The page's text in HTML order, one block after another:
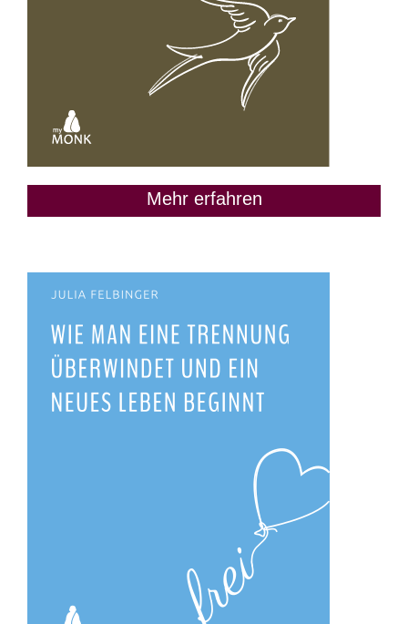
Mehr erfahren